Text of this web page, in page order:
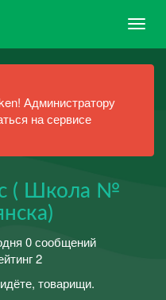
Администратору
на сервисе
( Школа №
0 сообщений
2
товарищи.